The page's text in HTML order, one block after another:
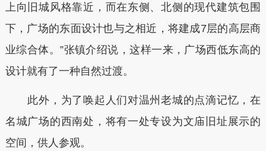
上向旧城风格靠近，而在东侧、北侧的现代建筑包围
下，广场的东面设计也与之相近，将建成7层的高层商
业综合体。”张镇介绍说，这样一来，广场西低东高的
设计就有了一种自然过渡。
此外，为了唤起人们对温州老城的点滴记忆，在
名城广场的西南处，将有一处专设为文庙旧址展示的
空间，供人参观。